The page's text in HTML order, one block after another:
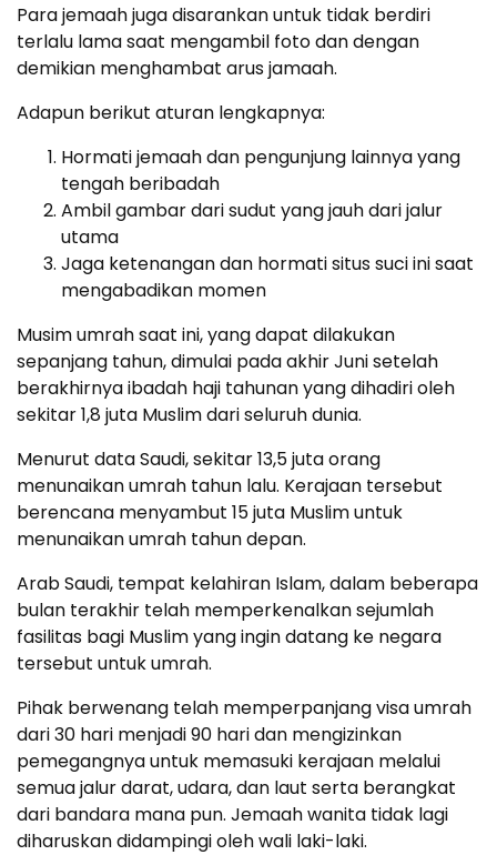
Para jemaah juga disarankan untuk tidak berdiri
terlalu lama saat mengambil foto dan dengan
demikian menghambat arus jamaah.
Adapun berikut aturan lengkapnya:
Hormati jemaah dan pengunjung lainnya yang
tengah beribadah
Ambil gambar dari sudut yang jauh dari jalur
utama
Jaga ketenangan dan hormati situs suci ini saat
mengabadikan momen
Musim umrah saat ini, yang dapat dilakukan
sepanjang tahun, dimulai pada akhir Juni setelah
berakhirnya ibadah haji tahunan yang dihadiri oleh
sekitar 1,8 juta Muslim dari seluruh dunia.
Menurut data Saudi, sekitar 13,5 juta orang
menunaikan umrah tahun lalu. Kerajaan tersebut
berencana menyambut 15 juta Muslim untuk
menunaikan umrah tahun depan.
Arab Saudi, tempat kelahiran Islam, dalam beberapa
bulan terakhir telah memperkenalkan sejumlah
fasilitas bagi Muslim yang ingin datang ke negara
tersebut untuk umrah.
Pihak berwenang telah memperpanjang visa umrah
dari 30 hari menjadi 90 hari dan mengizinkan
pemegangnya untuk memasuki kerajaan melalui
semua jalur darat, udara, dan laut serta berangkat
dari bandara mana pun. Jemaah wanita tidak lagi
diharuskan didampingi oleh wali laki-laki.